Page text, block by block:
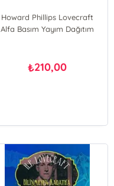
Howard Phillips Lovecraft
Alfa Basım Yayım Dağıtım
₺210,00